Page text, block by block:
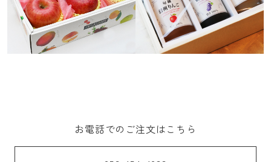
お電話でのご注文はこちら